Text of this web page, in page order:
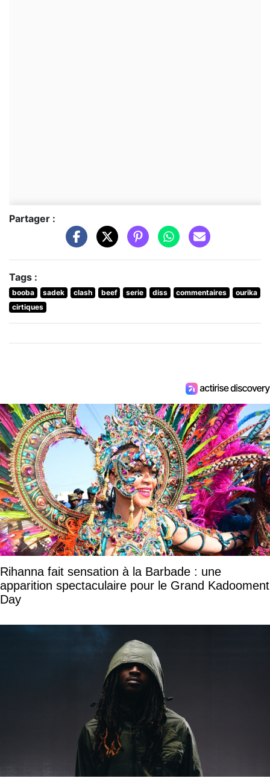
Partager :
Tags :
booba sadek clash beef serie diss commentaires
ourika
cirtiques
Rihanna fait sensation à la Barbade : une
apparition spectaculaire pour le Grand Kadooment
Day